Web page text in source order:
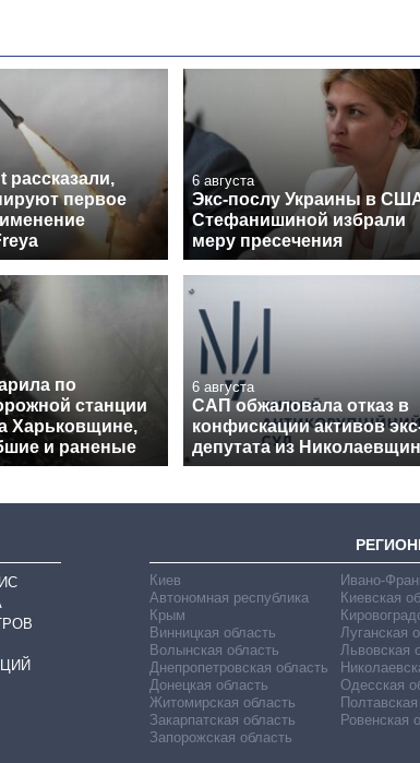
рассказали,
первое
6 августа
Экс-послу Украины в
Стефанишиной избрали
меру пресечения
по
станции
Харьковщине,
и раненые
6 августа
САП обжаловала отказ в
конфискации активов
депутата из
Киев
Автономная республика
Крым
Винницкая область
Волынская область
Днепропетровская область
Донецкая область
Житомирская область
Закарпатская область
Запорожская область
Ивано-
Киевская
Луганская
Львовская
Одесская
Ровенская